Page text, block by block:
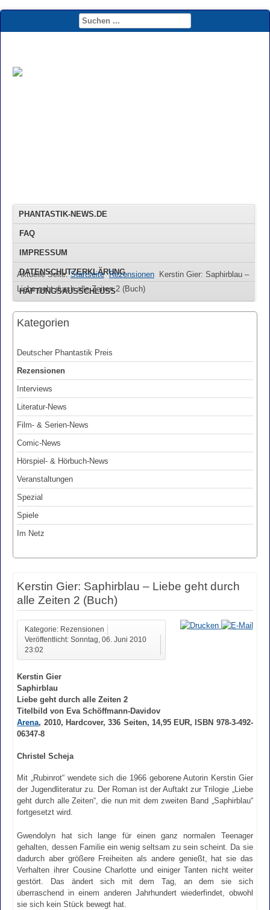
PHANTASTIK-NEWS.DE
FAQ
IMPRESSUM
DATENSCHUTZERKLÄRUNG
HAFTUNGSAUSSCHLUSS
Aktuelle Seite:Startseite Rezensionen
Kerstin Gier: Saphirblau –
Liebe geht durch alle Zeiten 2 (Buch)
Kategorien
Deutscher Phantastik Preis
Rezensionen
Interviews
Literatur-News
Film- & Serien-News
Comic-News
Hörspiel- & Hörbuch-News
Veranstaltungen
Spezial
Spiele
Im Netz
Kerstin Gier: Saphirblau – Liebe geht durch
alle Zeiten 2 (Buch)
Kategorie: Rezensionen
Veröffentlicht: Sonntag, 06. Juni 2010
23:02
Kerstin Gier
Saphirblau
Liebe geht durch alle Zeiten 2
Titelbild von Eva Schöffmann-Davidov
Arena, 2010, Hardcover, 336 Seiten, 14,95 EUR, ISBN 978-3-492-
06347-8
Christel Scheja
Mit „Rubinrot“ wendete sich die 1966 geborene Autorin Kerstin Gier
der Jugendliteratur zu. Der Roman ist der Auftakt zur Trilogie „Liebe
geht durch alle Zeiten“, die nun mit dem zweiten Band „Saphirblau“
fortgesetzt wird.
Gwendolyn hat sich lange für einen ganz normalen Teenager
gehalten, dessen Familie ein wenig seltsam zu sein scheint. Da sie
dadurch aber größere Freiheiten als andere genießt, hat sie das
Verhalten ihrer Cousine Charlotte und einiger Tanten nicht weiter
gestört. Das ändert sich mit dem Tag, an dem sie sich
überraschend in einem anderen Jahrhundert wiederfindet, obwohl
sie sich kein Stück bewegt hat.